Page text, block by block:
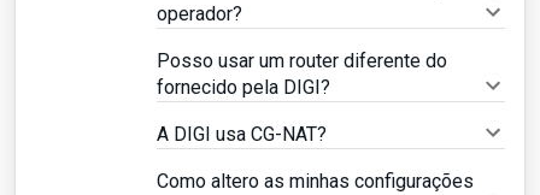
operador?
Posso usar um router diferente do
fornecido pela DIGI?
A DIGI usa CG-NAT?
Como altero as minhas configurações